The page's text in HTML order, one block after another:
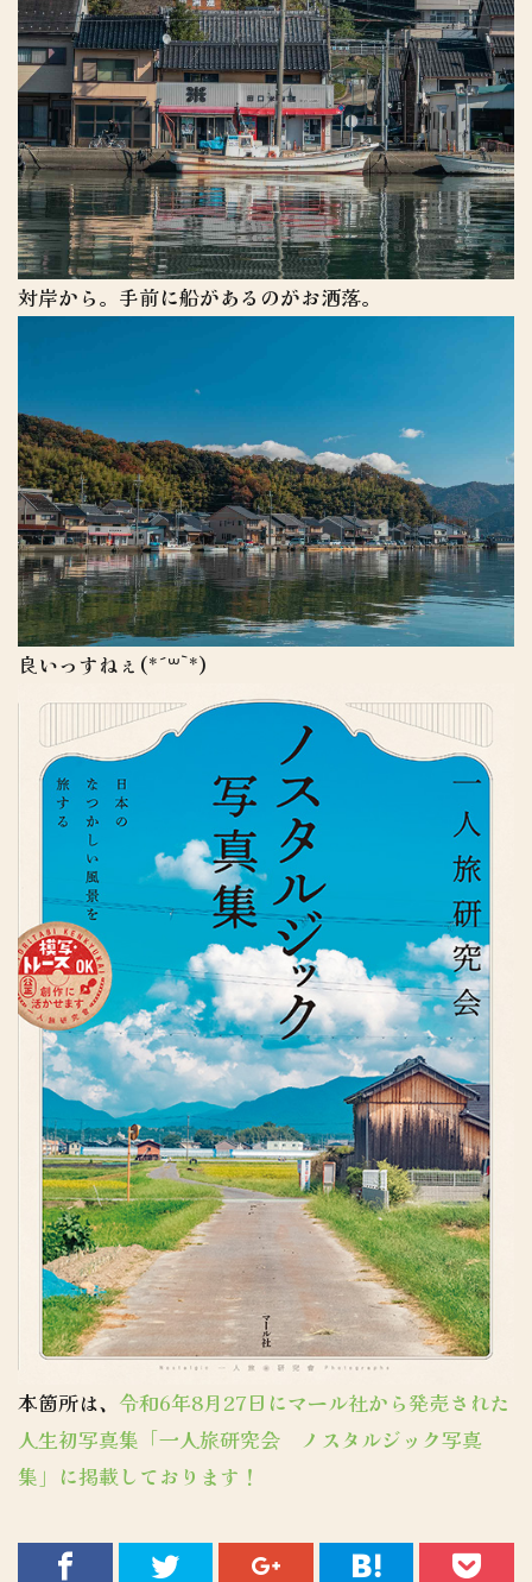
対岸から。手前に船があるのがお洒落。
良いっすねぇ(*´꒳`*)
本箇所は、 令和6年8月27日にマール社から発売された
人生初写真集「一人旅研究会 ノスタルジック写真
集」に掲載しております！